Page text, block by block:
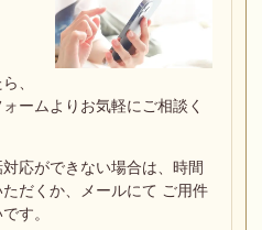
、
ームよりお気軽にご相談く
応ができない場合は、 時間
だくか、メールにて ご用件
す。